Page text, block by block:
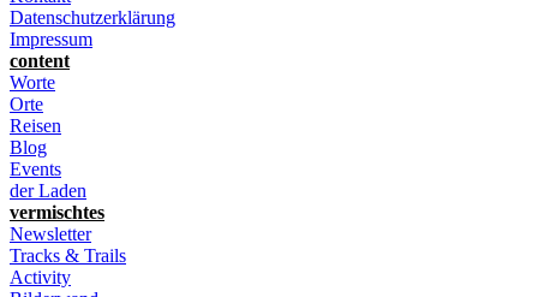
Datenschutzerklärung
Impressum
content
Worte
Orte
Reisen
Blog
Events
der Laden
vermischtes
Newsletter
Tracks & Trails
Activity